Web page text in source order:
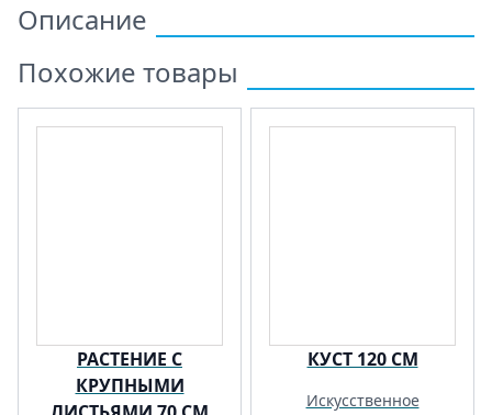
Описание
Похожие товары
РАСТЕНИЕ С
КРУПНЫМИ
КУСТ 120 СМ
Искусственное